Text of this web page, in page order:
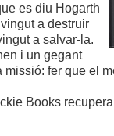
es diu Hogarth
a destruir
a salvar-la.
i un gegant
fer que el
Books